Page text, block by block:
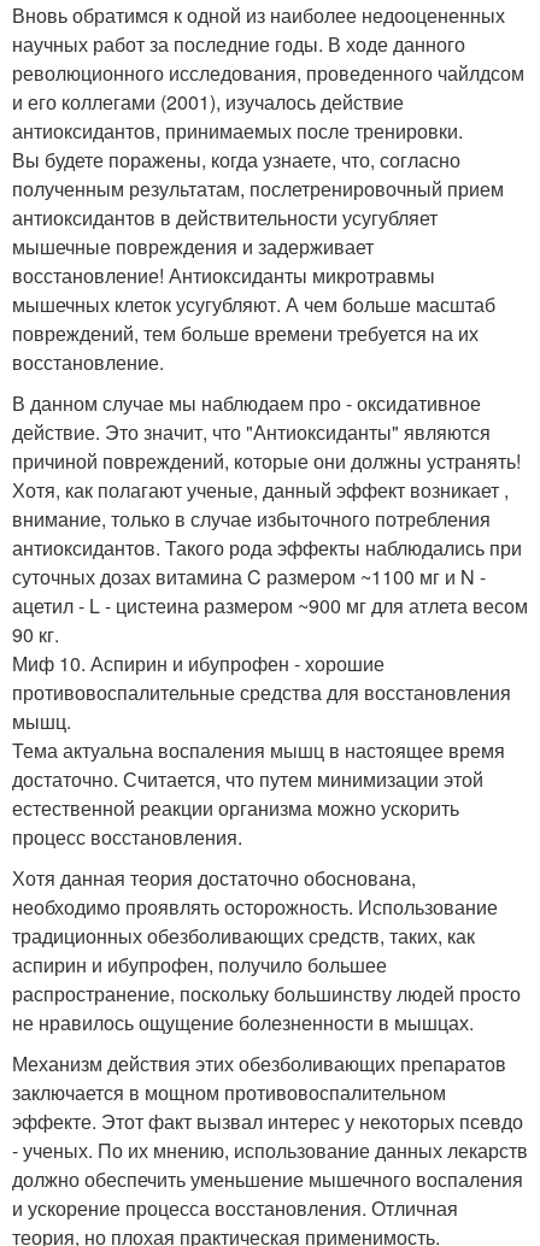
Вновь обратимся к одной из наиболее недооцененных
научных работ за последние годы. В ходе данного
революционного исследования, проведенного чайлдсом
и его коллегами (2001), изучалось действие
антиоксидантов, принимаемых после тренировки.
Вы будете поражены, когда узнаете, что, согласно
полученным результатам, послетренировочный прием
антиоксидантов в действительности усугубляет
мышечные повреждения и задерживает
восстановление! Антиоксиданты микротравмы
мышечных клеток усугубляют. А чем больше масштаб
повреждений, тем больше времени требуется на их
восстановление.
В данном случае мы наблюдаем про - оксидативное
действие. Это значит, что "Антиоксиданты" являются
причиной повреждений, которые они должны устранять!
Хотя, как полагают ученые, данный эффект возникает ,
внимание, только в случае избыточного потребления
антиоксидантов. Такого рода эффекты наблюдались при
суточных дозах витамина C размером ~1100 мг и N -
ацетил - L - цистеина размером ~900 мг для атлета весом
90 кг.
Миф 10. Аспирин и ибупрофен - хорошие
противовоспалительные средства для восстановления
мышц.
Тема актуальна воспаления мышц в настоящее время
достаточно. Считается, что путем минимизации этой
естественной реакции организма можно ускорить
процесс восстановления.
Хотя данная теория достаточно обоснована,
необходимо проявлять осторожность. Использование
традиционных обезболивающих средств, таких, как
аспирин и ибупрофен, получило большее
распространение, поскольку большинству людей просто
не нравилось ощущение болезненности в мышцах.
Механизм действия этих обезболивающих препаратов
заключается в мощном противовоспалительном
эффекте. Этот факт вызвал интерес у некоторых псевдо
- ученых. По их мнению, использование данных лекарств
должно обеспечить уменьшение мышечного воспаления
и ускорение процесса восстановления. Отличная
теория, но плохая практическая применимость.